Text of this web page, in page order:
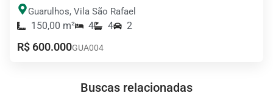
ambientes, cozinha completa…
Guarulhos, Vila São Rafael
150,00 m² 4 4 2
R$ 600.000GUA004
Buscas relacionadas